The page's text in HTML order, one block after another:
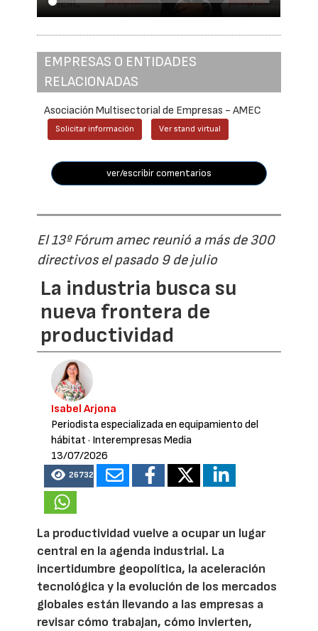
EMPRESAS O ENTIDADES
RELACIONADAS
Asociación Multisectorial de Empresas - AMEC
Solicitar información Ver stand virtual
ver/escribir comentarios
El 13º Fórum amec reunió a más de 300
directivos el pasado 9 de julio
La industria busca su
nueva frontera de
productividad
Isabel Arjona
Periodista especializada en equipamiento del
hábitat · Interempresas Media
13/07/2026
26732
La productividad vuelve a ocupar un lugar
central en la agenda industrial. La
incertidumbre geopolítica, la aceleración
tecnológica y la evolución de los mercados
globales están llevando a las empresas a
revisar cómo trabajan, cómo invierten,